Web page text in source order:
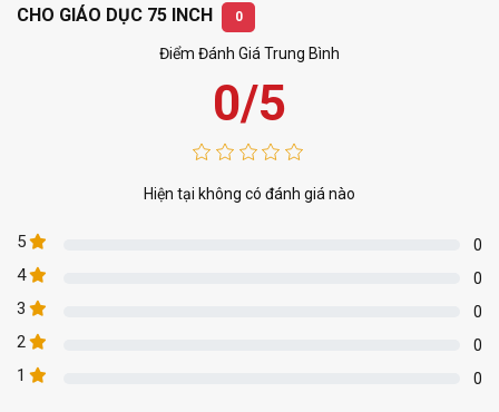
CHO GIÁO DỤC 75 INCH
0
Điểm Đánh Giá Trung Bình
0/5
Hiện tại không có đánh giá nào
5 0
4 0
3 0
2 0
1 0